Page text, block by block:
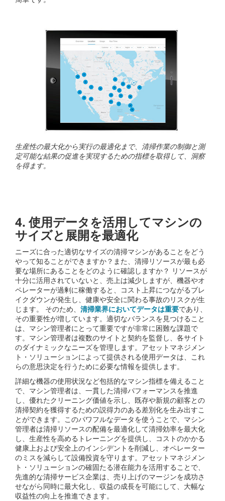
生産性の最大化から実行の最適化まで、清掃作業の制御と測
定可能な結果の促進を実現するための指標を取得して、洞察
を得ます。
4. 使用データを活用してマシンの
サイズと展開を最適化
ニーズに合った適切なサイズの清掃マシンがあることをどう
やって知ることができますか？また、清掃リソースが最も必
要な場所にあることをどのように確認しますか？ リソースが
十分に活用されていないと、売上は減少しますが、機器やオ
ペレーターが過剰に稼働すると、コスト上昇につながるブレ
イクダウンが発生し、健康や安全に関わる事故のリスクが生
じます。 そのため、 清掃業界においてデータは重要であり、
その重要性が増しています。適切なバランスを見つけること
は、マシン管理者にとって重要ですが非常に困難な課題で
す。マシン管理者は複数のサイトと契約を監督し、各サイト
のダイナミックなニーズを管理します。アセットマネジメン
ト・ソリューションによって提供される使用データは、これ
らの意思決定を行うために必要な情報を提供します。
詳細な機器の使用状況など包括的なマシン指標を備えること
で、マシン管理者は、一貫した清掃パフォーマンスを推進
し、優れたクリーニング価値を示し、既存や新規の顧客との
清掃契約を獲得するための説得力のある差別化を生み出すこ
とができます。このパワフルなデータを使うことで、マシン
管理者は清掃リソースの配備を最適化して清掃効率を最大化
し、生産性を高めるトレーニングを提供し、コストのかかる
健康上および安全上のインシデントを削減し、オペレーター
のミスを減らして設備投資を守ります。アセットマネジメン
ト・ソリューションの確固たる潜在能力を活用することで、
先進的な清掃サービス企業は、売り上げのマージンを成功さ
せながら同時に最大化し、収益の成長を可能にして、大幅な
収益性の向上を推進できます。